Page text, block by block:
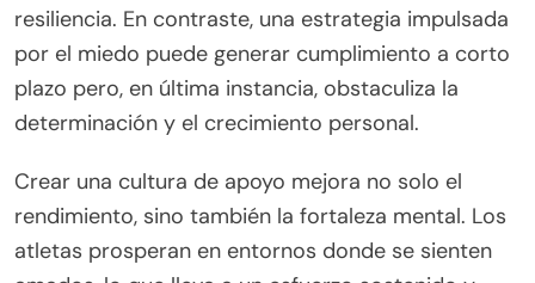
resiliencia. En contraste, una estrategia impulsada
por el miedo puede generar cumplimiento a corto
plazo pero, en última instancia, obstaculiza la
determinación y el crecimiento personal.
Crear una cultura de apoyo mejora no solo el
rendimiento, sino también la fortaleza mental. Los
atletas prosperan en entornos donde se sienten